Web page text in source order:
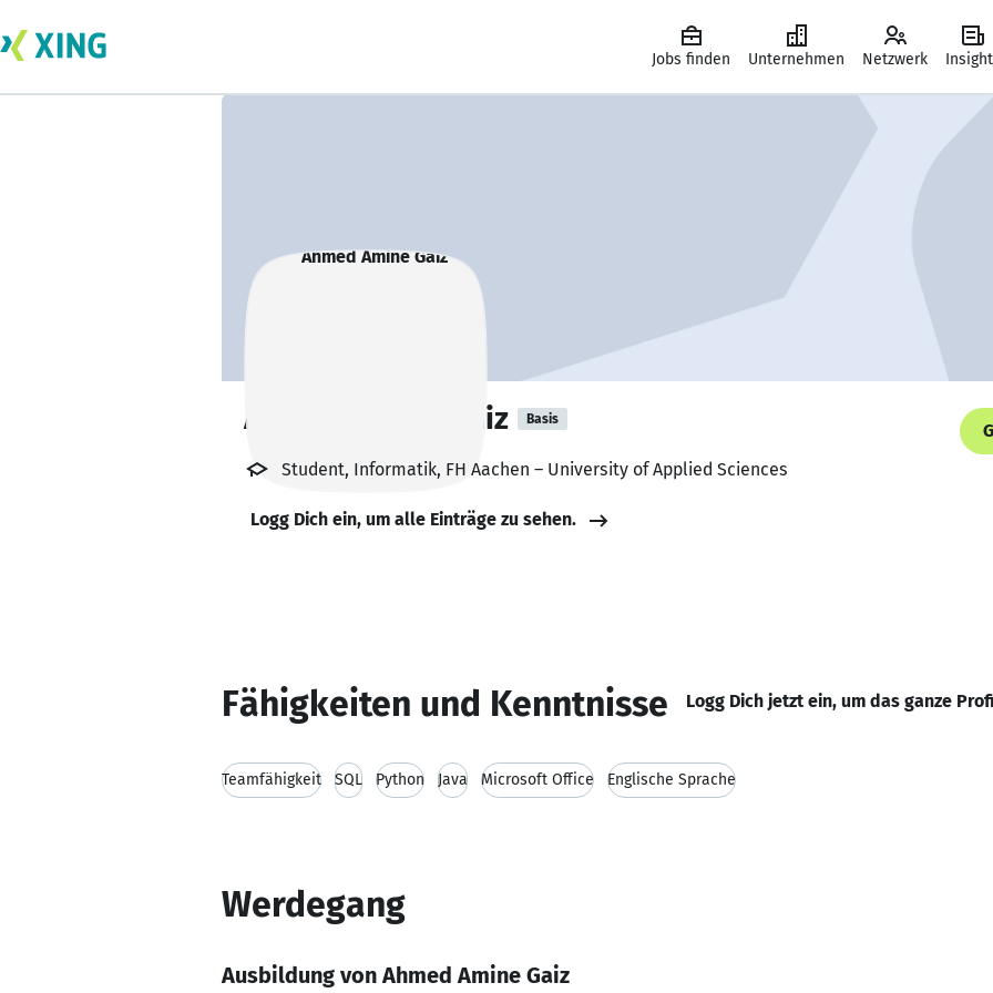
Jobs finden Unternehmen Netzwerk
Ahmed Amine Gaiz Basis
Student, Informatik, FH Aachen – University of Applied Sciences
Logg Dich ein, um alle Einträge zu sehen.
Fähigkeiten und Kenntnisse Logg Dich jetzt ein, um das ganze
Teamfähigkeit SQL Python Java Microsoft Office Englische Sprache
Werdegang
Ausbildung von Ahmed Amine Gaiz